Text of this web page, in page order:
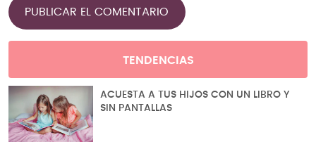
TENDENCIAS
ACUESTA A TUS HIJOS CON UN LIBRO Y
SIN PANTALLAS